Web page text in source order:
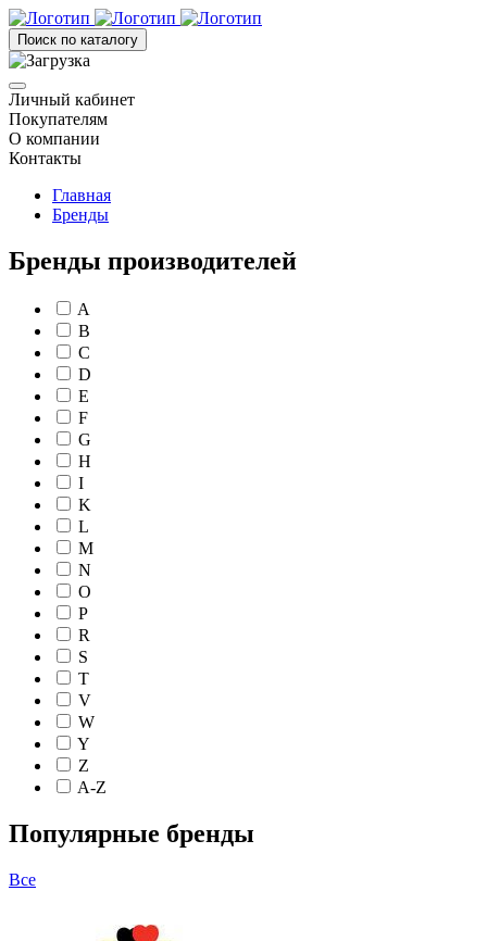
Поиск по каталогу
Личный кабинет
Покупателям
О компании
Контакты
Главная
Бренды
Бренды производителей
A
B
C
D
E
F
G
H
I
K
L
M
N
O
P
R
S
T
V
W
Y
Z
A-Z
Популярные бренды
Все